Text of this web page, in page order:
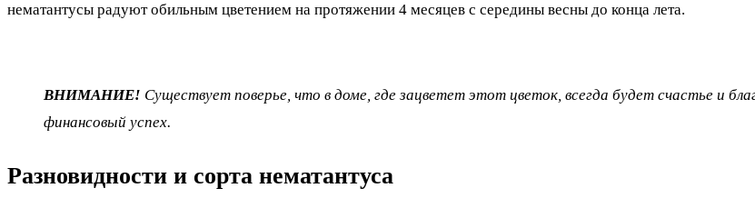
нематантусы радуют обильным цветением на протяжении 4 месяцев с середины весны до конца лета.
ВНИМАНИЕ! Существует поверье, что в доме, где зацветет этот цветок, всегда будет счастье и
финансовый успех.
Разновидности и сорта нематантуса